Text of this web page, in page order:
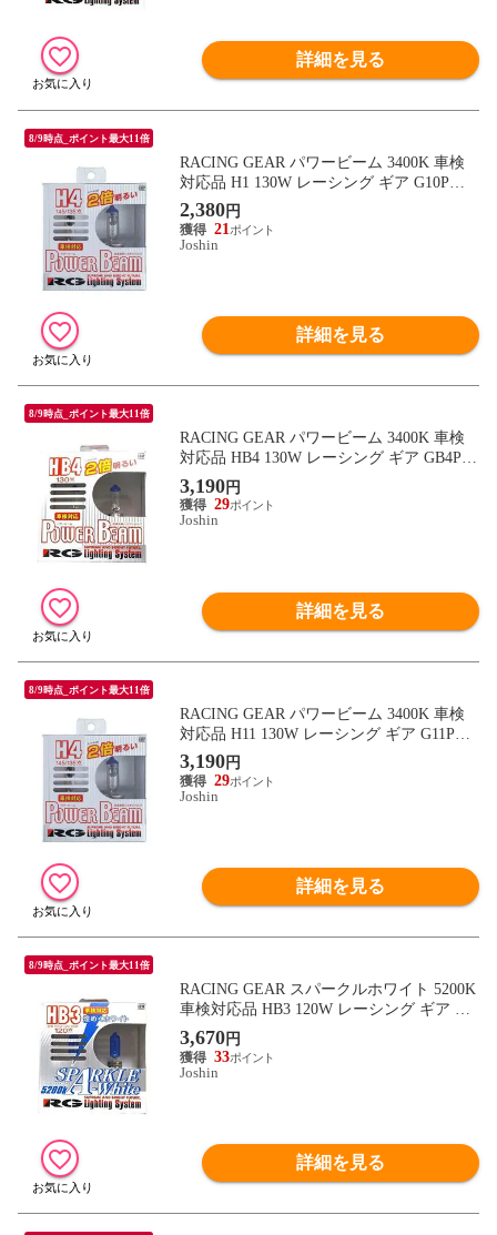
詳細を見る
8/9時点_ポイント最大11倍
RACING GEAR パワービーム 3400K 車検
対応品 H1 130W レーシング ギア G10P
【返品種別B】
2,380円
21
Joshin
詳細を見る
8/9時点_ポイント最大11倍
RACING GEAR パワービーム 3400K 車検
対応品 HB4 130W レーシング ギア GB4P
【返品種別B】
3,190円
29
Joshin
詳細を見る
8/9時点_ポイント最大11倍
RACING GEAR パワービーム 3400K 車検
対応品 H11 130W レーシング ギア G11P
【返品種別B】
3,190円
29
Joshin
詳細を見る
8/9時点_ポイント最大11倍
RACING GEAR スパークルホワイト 5200K
車検対応品 HB3 120W レーシング ギア GB
3K 【返品種別B】
3,670円
33
Joshin
詳細を見る